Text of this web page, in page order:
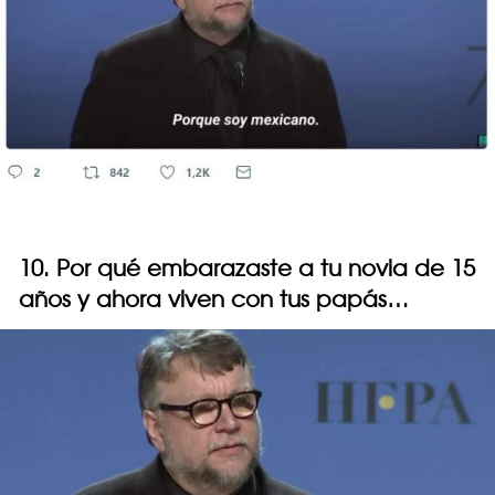
10. Por qué embarazaste a tu novia de 15
años y ahora viven con tus papás…